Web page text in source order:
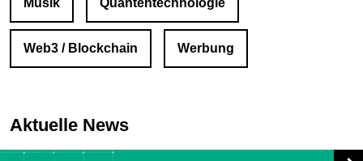
Musik Quantentechnologie
Web3 / Blockchain Werbung
Aktuelle News